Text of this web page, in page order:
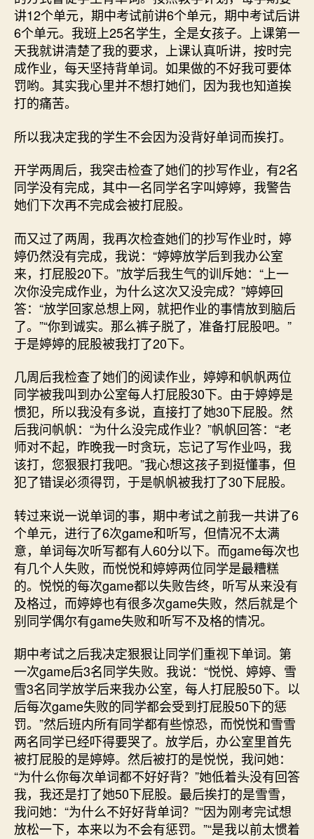
讲12个单元，期中考试前讲6个单元，期中考试后讲
6个单元。我班上25名学生，全是女孩子。上课第一
天我就讲清楚了我的要求，上课认真听讲，按时完
成作业，每天坚持背单词。如果做的不好我可要体
罚哟。其实我心里并不想打她们，因为我也知道挨
打的痛苦。
所以我决定我的学生不会因为没背好单词而挨打。
开学两周后，我突击检查了她们的抄写作业，有2名
同学没有完成，其中一名同学名字叫婷婷，我警告
她们下次再不完成会被打屁股。
而又过了两周，我再次检查她们的抄写作业时，婷
婷仍然没有完成，我说：“婷婷放学后到我办公室
来，打屁股20下。”放学后我生气的训斥她：“上一
次你没完成作业，为什么这次又没完成？”婷婷回
答：“放学回家总想上网，就把作业的事情放到脑后
了。”“你到诚实。那么裤子脱了，准备打屁股吧。”
于是婷婷的屁股被我打了20下。
几周后我检查了她们的阅读作业，婷婷和帆帆两位
同学被我叫到办公室每人打屁股30下。由于婷婷是
惯犯，所以我没有多说，直接打了她30下屁股。然
后我问帆帆：“为什么没完成作业？”帆帆回答：“老
师对不起，昨晚我一时贪玩，忘记了写作业吗，我
该打，您狠狠打我吧。”我心想这孩子到挺懂事，但
犯了错误必须得罚，于是帆帆被我打了30下屁股。
转过来说一说单词的事，期中考试之前我一共讲了6
个单元，进行了6次game和听写，但情况不太满
意，单词每次听写都有人60分以下。而game每次也
有几个人失败，而悦悦和婷婷两位同学是最糟糕
的。悦悦的每次game都以失败告终，听写从来没有
及格过，而婷婷也有很多次game失败，然后就是个
别同学偶尔有game失败和听写不及格的情况。
期中考试之后我决定狠狠让同学们重视下单词。第
一次game后3名同学失败。我说：“悦悦、婷婷、雪
雪3名同学放学后来我办公室，每人打屁股50下。以
后每次game失败的同学都会受到打屁股50下的惩
罚。”然后班内所有同学都有些惊恐，而悦悦和雪雪
两名同学已经吓得要哭了。放学后，办公室里首先
被打屁股的是婷婷。然后被打的是悦悦，我问她：
“为什么你每次单词都不好好背？”她低着头没有回答
我，我还是打了她50下屁股。最后挨打的是雪雪，
我问她：“为什么不好好背单词？”“因为刚考完试想
放松一下，本来以为不会有惩罚。”“是我以前太惯着